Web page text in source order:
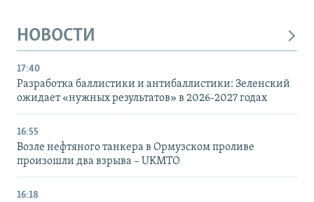
НОВОСТИ
17:40
Разработка баллистики и антибаллистики: Зеленский
ожидает «нужных результатов» в 2026-2027 годах
16:55
Возле нефтяного танкера в Ормузском проливе
произошли два взрыва – UKMTO
16:18